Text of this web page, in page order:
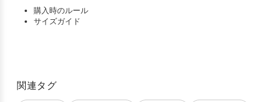
購入時のルール
サイズガイド
関連タグ